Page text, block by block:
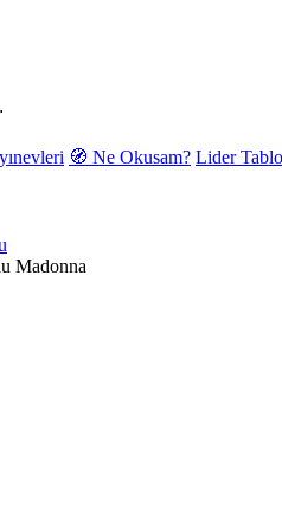
🧭 Ne Okusam? Lider
Madonna